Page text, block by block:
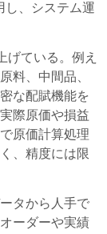
し、システム運
ている。例え
料、中間品、
な配賦機能を
際原価や損益
原価計算処理
、精度には限
タから人手で
ーダーや実績